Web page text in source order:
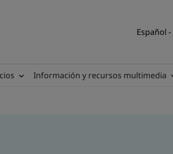
Español
Información y recursos multimedia